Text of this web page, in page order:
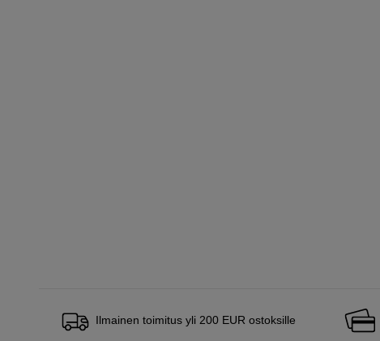
Ilmainen toimitus yli 200 EUR ostoksille